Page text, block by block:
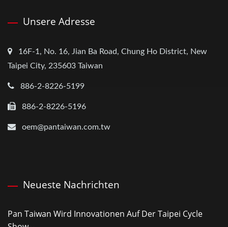
Unsere Adresse
16F-1, No. 16, Jian Ba Road, Chung Ho District, New
Taipei City, 235603 Taiwan
886-2-8226-5199
886-2-8226-5196
oem@pantaiwan.com.tw
Neueste Nachrichten
Pan Taiwan Wird Innovationen Auf Der Taipei Cycle